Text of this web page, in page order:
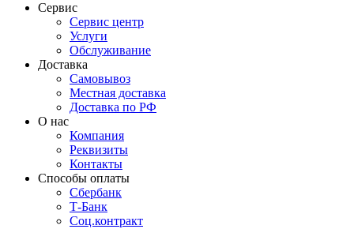
Сервис
Сервис центр
Услуги
Обслуживание
Доставка
Самовывоз
Местная доставка
Доставка по РФ
О нас
Компания
Реквизиты
Контакты
Cпособы оплаты
Сбербанк
Т-Банк
Соц.контракт